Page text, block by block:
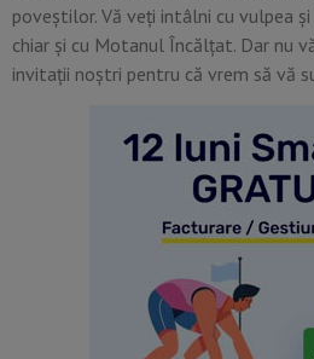
poveștilor. Vă veți intâlni cu vulpea
chiar și cu Motanul Încălțat. Dar nu
invitații noștri pentru că vrem să vă